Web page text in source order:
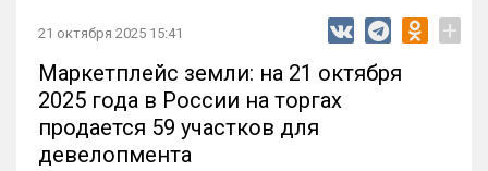
21 октября 2025 15:41 +
Маркетплейс земли: на 21 октября
2025 года в России на торгах
продается 59 участков для
девелопмента